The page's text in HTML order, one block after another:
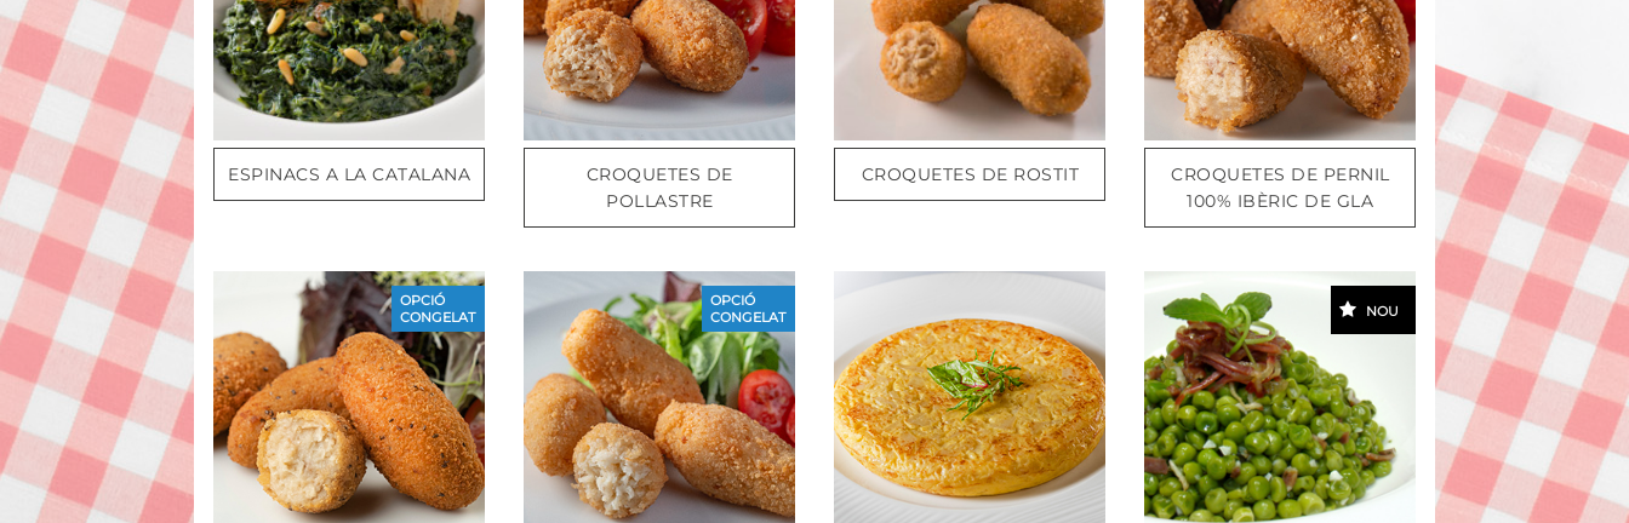
ESPINACS A LA CATALANA
CROQUETES DE
POLLASTRE
CROQUETES DE ROSTIT
CROQUETES DE PERNIL
100% IBÈRIC DE GLA
OPCIÓ
CONGELAT
OPCIÓ
CONGELAT
NOU